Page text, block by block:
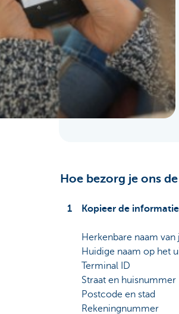
Hoe bezorg je ons
Kopieer de informatie
Herkenbare naam
Huidige naam op het
Terminal ID
Straat en huisnummer
Postcode en stad
Rekeningnummer